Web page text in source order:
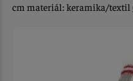
cm materiál: keramika/textil